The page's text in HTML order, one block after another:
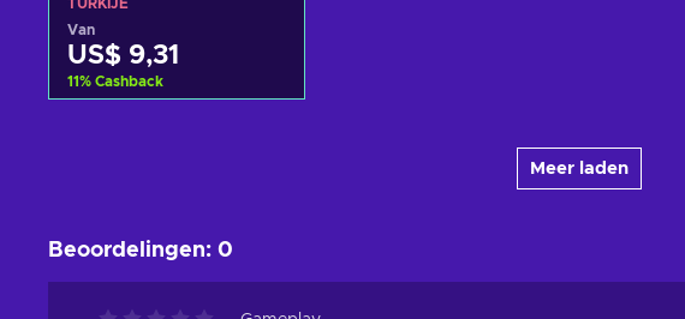
TURKIJE
Van
US$ 9,31
11% Cashback
Meer laden
Beoordelingen: 0